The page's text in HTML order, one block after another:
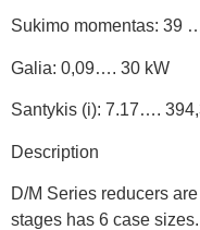
Sukimo momentas: 39
Galia: 0,09…. 30 kW
Santykis (i): 7.17….
Description
D/M Series reducers
stages has 6 case